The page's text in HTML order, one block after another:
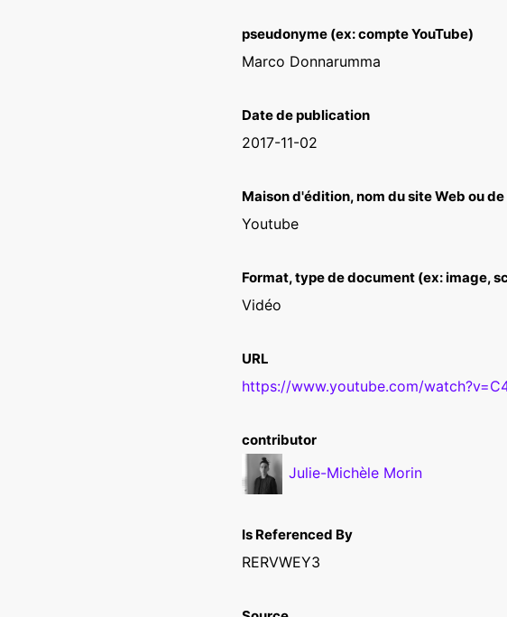
pseudonyme (ex: compte YouTube)
Marco Donnarumma
Date de publication
2017-11-02
Maison d'édition, nom du site Web ou
Youtube
Format, type de document (ex: image,
Vidéo
URL
https://www.youtube.com/
contributor
Julie-Michèle Morin
Is Referenced By
RERVWEY3